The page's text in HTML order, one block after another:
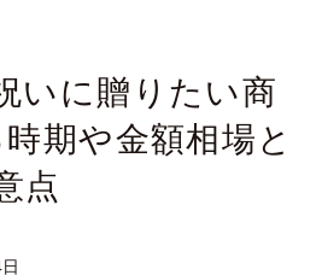
いに贈りたい商
期や金額相場と
点